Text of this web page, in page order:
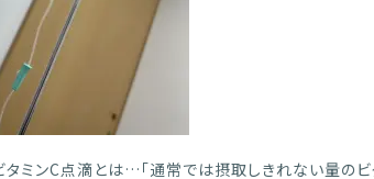
タミンC点滴とは…「通常では摂取しきれない量の